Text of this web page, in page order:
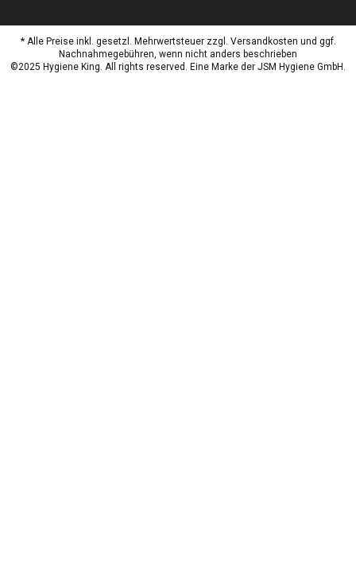
* Alle Preise inkl. gesetzl. Mehrwertsteuer zzgl. Versandkosten und ggf.
Nachnahmegebühren, wenn nicht anders beschrieben
©2025 Hygiene King. All rights reserved. Eine Marke der JSM Hygiene GmbH.